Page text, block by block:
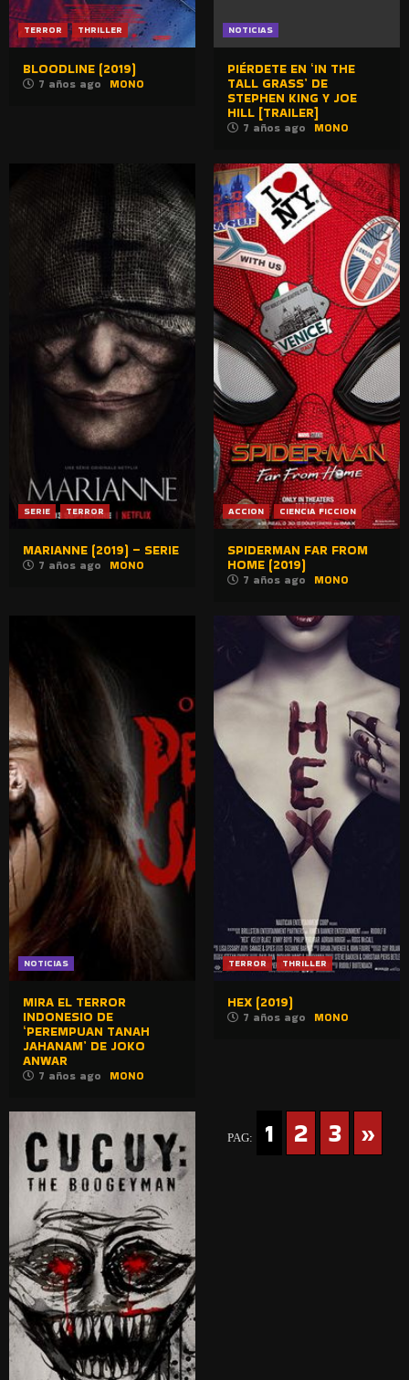
TERROR THRILLER
BLOODLINE (2019)
7 años ago MONO
NOTICIAS
PIÉRDETE EN ‘IN THE
TALL GRASS’ DE
STEPHEN KING Y JOE
HILL [TRAILER]
7 años ago MONO
SERIE TERROR
MARIANNE (2019) – SERIE
7 años ago MONO
ACCION CIENCIA FICCION
SPIDERMAN FAR FROM
HOME (2019)
7 años ago MONO
NOTICIAS
MIRA EL TERROR
INDONESIO DE
‘PEREMPUAN TANAH
JAHANAM’ DE JOKO
ANWAR
7 años ago MONO
TERROR THRILLER
HEX (2019)
7 años ago MONO
PAG: 1 2 3 »